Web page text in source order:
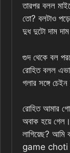
তারপর বলল
তো? বলটাও পড়ে
দুধ দুটো দাম
গুদ থেকে বল
রোহিত বলল
গলার সঙ্গে
রোহিত আমার
অবাক হয়ে
লাগিয়েছ? আমি
game choti